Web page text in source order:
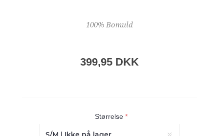
100% Bomuld
399,95 DKK
Størrelse*